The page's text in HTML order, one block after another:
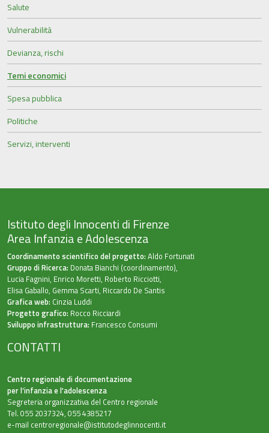
Salute
Vulnerabilità
Devianza, rischi
Temi economici
Spesa pubblica
Politiche
Servizi, interventi
Istituto degli Innocenti di Firenze
Area Infanzia e Adolescenza
Coordinamento scientifico del progetto: Aldo Fortunati
Gruppo di Ricerca: Donata Bianchi (coordinamento),
Lucia Fagnini, Enrico Moretti, Roberto Ricciotti,
Elisa Gaballo, Gemma Scarti, Riccardo De Santis
Grafica web: Cinzia Luddi
Progetto grafico: Rocco Ricciardi
Sviluppo infrastruttura: Francesco Consumi
CONTATTI
Centro regionale di documentazione
per l’infanzia e l'adolescenza
Segreteria organizzativa del Centro regionale
Tel. 055 2037324, 055 4385217
e-mail centroregionale@istitutodeglinnocenti.it